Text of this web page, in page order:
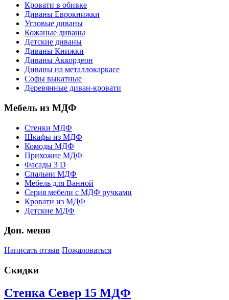
Кровати в обивке
Диваны Еврокнижки
Угловые диваны
Кожаные диваны
Детские диваны
Диваны Книжки
Диваны Аккордеон
Диваны на металлокаркасе
Софы выкатные
Деревянные диван-кровати
Мебель из МДФ
Стенки МДФ
Шкафы из МДФ
Комоды МДФ
Прихожие МДФ
Фасады 3 D
Спальни МДФ
Мебель для Ванной
Серия мебели с МДФ ручками
Кровати из МДФ
Детские МДФ
Доп. меню
Написать отзыв Пожаловаться
Скидки
Стенка Север 15 МДФ